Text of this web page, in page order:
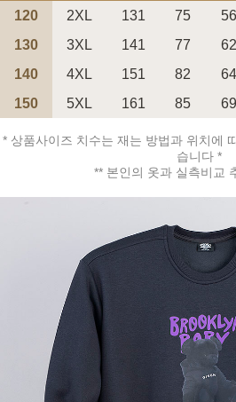
120 2XL 131 75 56
130
3XL 141 77 62
140
4XL 151 82 64
150
5XL 161 85 69
* 상품사이즈 치수는 재는 방법과 위치에
습니다 *
** 본인의 옷과 실측비교